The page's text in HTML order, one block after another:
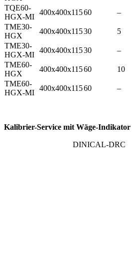
TQE60-
HGX-MI
400x400x11560 –
TME30-
HGX
400x400x11530 5
TME30-
HGX-MI
400x400x11530 –
TME60-
HGX
400x400x11560 10
TME60-
HGX-MI
400x400x11560 –
Kalibrier-Service mit Wäge-Indikator
DINICAL-DRC